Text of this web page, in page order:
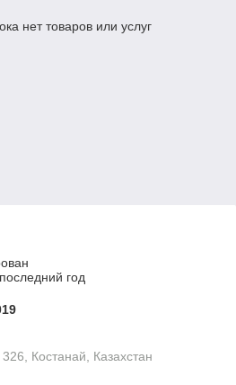
нет товаров или услуг
год
Костанай, Казахстан